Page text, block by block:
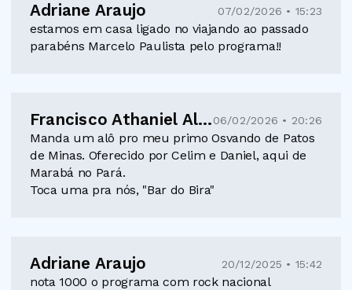
Adriane Araujo 07/02/2026 • 15:23
estamos em casa ligado no viajando ao passado
parabéns Marcelo Paulista pelo programa!!
Francisco Athaniel Alves de Almeida06/02/2026 • 20:26
Manda um alô pro meu primo Osvando de Patos
de Minas. Oferecido por Celim e Daniel, aqui de
Marabá no Pará.
Toca uma pra nós, "Bar do Bira"
Adriane Araujo 20/12/2025 • 15:42
nota 1000 o programa com rock nacional